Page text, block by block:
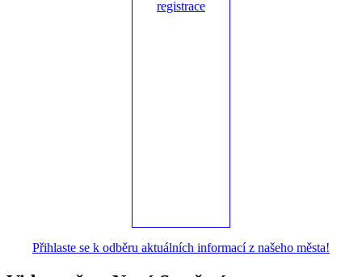
Přihlaste se k odběru aktuálních informací z našeho města!